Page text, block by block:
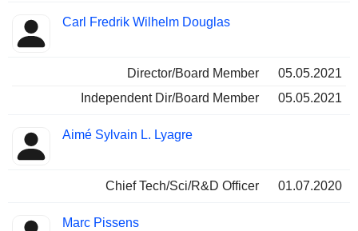
Carl Fredrik Wilhelm Douglas
Director/Board Member
05.05.2021
Independent Dir/Board Member
05.05.2021
Aimé Sylvain L. Lyagre
Chief Tech/Sci/R&D Officer 01.07.2020
Marc Pissens